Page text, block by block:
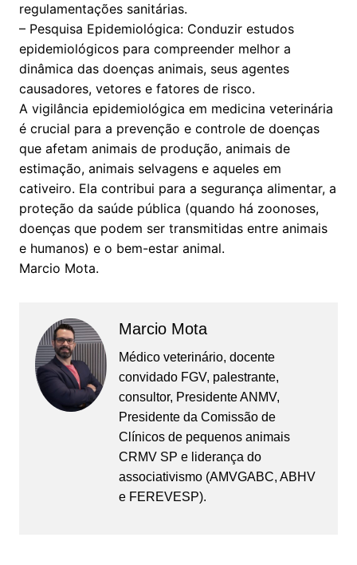
regulamentações sanitárias.
– Pesquisa Epidemiológica: Conduzir estudos
epidemiológicos para compreender melhor a
dinâmica das doenças animais, seus agentes
causadores, vetores e fatores de risco.
A vigilância epidemiológica em medicina veterinária
é crucial para a prevenção e controle de doenças
que afetam animais de produção, animais de
estimação, animais selvagens e aqueles em
cativeiro. Ela contribui para a segurança alimentar, a
proteção da saúde pública (quando há zoonoses,
doenças que podem ser transmitidas entre animais
e humanos) e o bem-estar animal.
Marcio Mota.
Marcio Mota
Médico veterinário, docente
convidado FGV, palestrante,
consultor, Presidente ANMV,
Presidente da Comissão de
Clínicos de pequenos animais
CRMV SP e liderança do
associativismo (AMVGABC, ABHV
e FEREVESP).